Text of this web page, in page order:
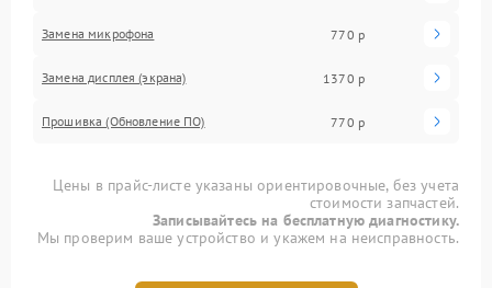
Замена микрофона 770 р
Замена дисплея (экрана) 1370 р
Прошивка (Обновление ПО) 770 р
Цены в прайс-листе указаны ориентировочные, без учета
стоимости запчастей.
Записывайтесь на бесплатную диагностику.
Мы проверим ваше устройство и укажем на неисправность.